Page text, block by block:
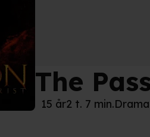
© Kino.dk
The
15 år2 t. 7 min.Drama